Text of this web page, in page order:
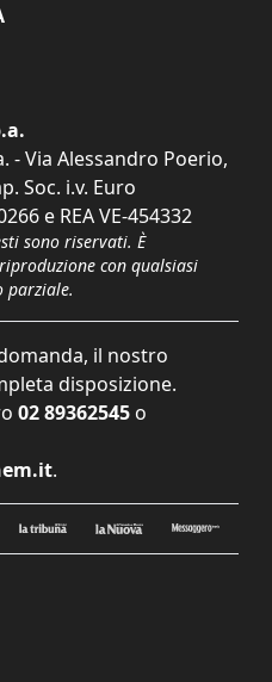
- Via Alessandro Poerio,
Soc. i.v. Euro
e REA VE-454332
sono riservati. È
con qualsiasi
parziale.
il nostro
disposizione.
02 89362545 o
.